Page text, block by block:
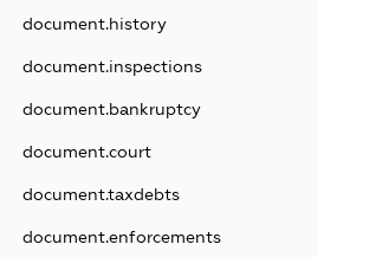
document.history
document.inspections
document.bankruptcy
document.court
document.taxdebts
document.enforcements